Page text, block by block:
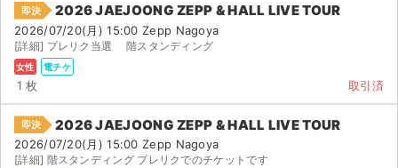
即決 2026 JAEJOONG ZEPP & HALL LIVE TOUR
2026/07/20(月) 15:00 Zepp Nagoya
[詳細] プレリク当選 階スタンディング
女性 電チケ
1 枚 取引済
即決 2026 JAEJOONG ZEPP & HALL LIVE TOUR
2026/07/20(月) 15:00 Zepp Nagoya
[詳細] 階スタンディング プレリクでのチケットです